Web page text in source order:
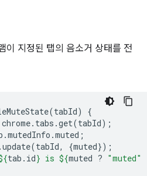
이 지정된 탭의 음소거 상태를 전
(tabId)
{
chrome. tabs .get(tabId);
.mutedInfo .muted ;
.update(tabId, {muted});
tab . id} is ${muted ? "muted"